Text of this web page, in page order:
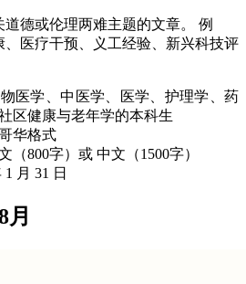
德或伦理两难主题的文章。 例
医疗干预、义工经验、新兴科技评
医学、中医学、医学、护理学、药
区健康与老年学的本科生
华格式
（800字）或 中文（1500字）
1 月 31 日